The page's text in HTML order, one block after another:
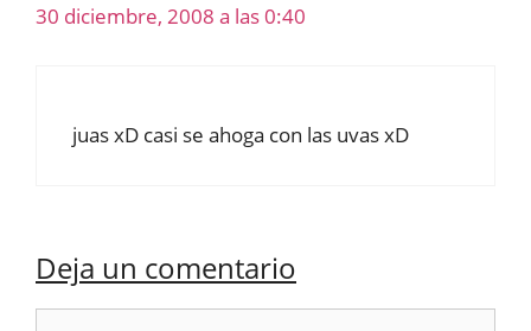
30 diciembre, 2008 a las 0:40
juas xD casi se ahoga con las uvas xD
Deja un comentario